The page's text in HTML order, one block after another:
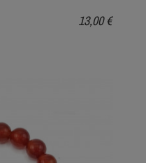
13,00 €